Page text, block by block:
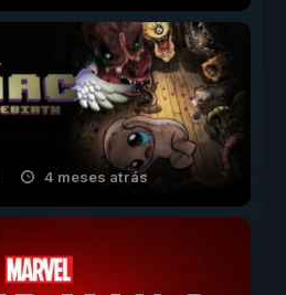
4 meses atrás